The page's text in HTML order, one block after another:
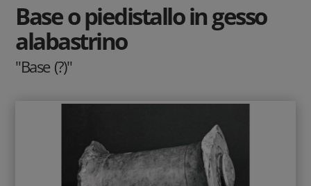
Base o piedistallo in gesso
alabastrino
"Base (?)"